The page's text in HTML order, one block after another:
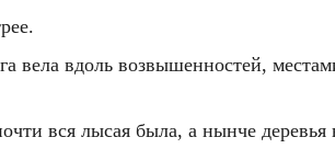
вела вдоль возвышенностей,
вся лысая была, а нынче